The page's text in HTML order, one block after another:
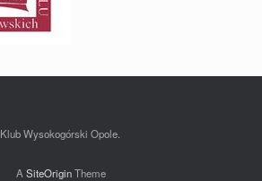
Klub Wysokogórski Opole.
ASiteOriginTheme